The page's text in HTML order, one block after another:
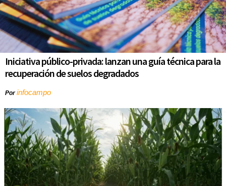
Iniciativa público-privada: lanzan una guía técnica para la
recuperación de suelos degradados
Porinfocampo